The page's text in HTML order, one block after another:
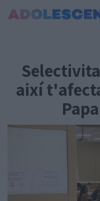
Estudis
Tests
Curiositats i Tendències
Cultura
així